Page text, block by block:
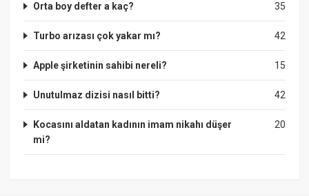
35
Orta boy defter a kaç?
42
Turbo arızası çok yakar mı?
15
Apple şirketinin sahibi nereli?
42
Unutulmaz dizisi nasıl bitti?
20
Kocasını aldatan kadının imam nikahı düşer
mi?